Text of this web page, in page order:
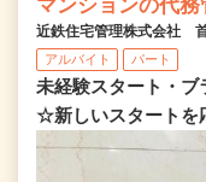
マンションの代
近鉄住宅管理株式会社
アルバイト パート
未経験スタート・ブ
☆新しいスタートを